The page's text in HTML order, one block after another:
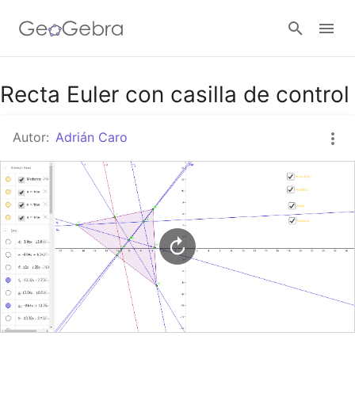
Google Classroom
GeoGebra Classroom
Abrir sesión
Recta Euler con casilla de control
Autor: Adrián Caro